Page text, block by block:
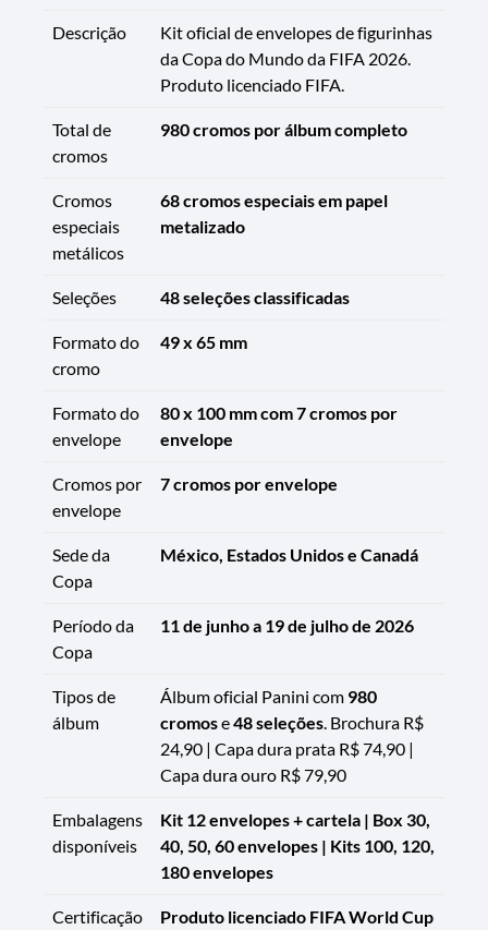
Descrição
Kit oficial de envelopes de figurinhas
da Copa do Mundo da FIFA 2026.
Produto licenciado FIFA.
Total de
cromos
980 cromos por álbum completo
Cromos
especiais
metálicos
68 cromos especiais em papel
metalizado
Seleções 48 seleções classificadas
Formato do
cromo
49 x 65 mm
Formato do
envelope
80 x 100 mm com 7 cromos por
envelope
Cromos por
envelope
7 cromos por envelope
Sede da
Copa
México, Estados Unidos e Canadá
Período da
Copa
11 de junho a 19 de julho de 2026
Tipos de
álbum
Álbum oficial Panini com 980
cromose48 seleções. Brochura R$
24,90 | Capa dura prata R$ 74,90 |
Capa dura ouro R$ 79,90
Embalagens
disponíveis
Kit 12 envelopes + cartela | Box 30,
40, 50, 60 envelopes | Kits 100, 120,
180 envelopes
Certificação
Produto licenciado FIFA World Cup